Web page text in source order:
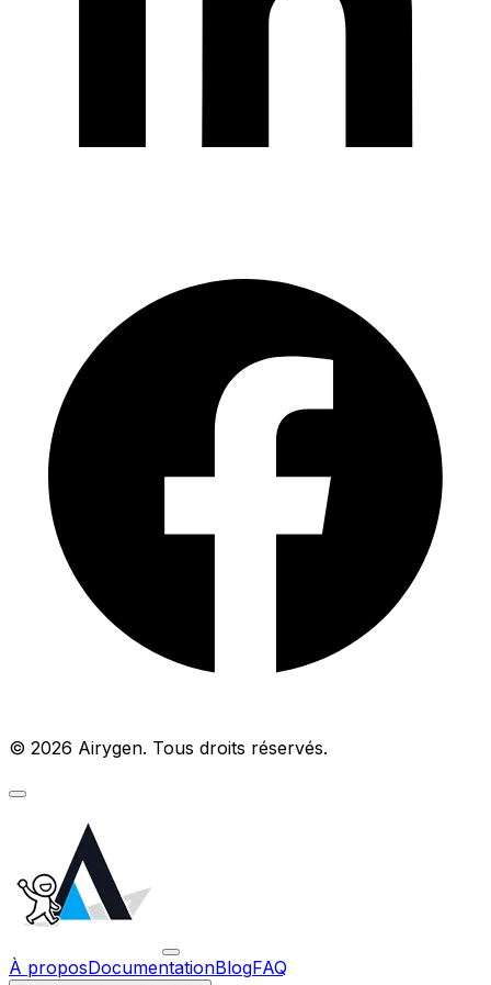
© 2026 Airygen. Tous droits réservés.
À proposDocumentationBlogFAQ